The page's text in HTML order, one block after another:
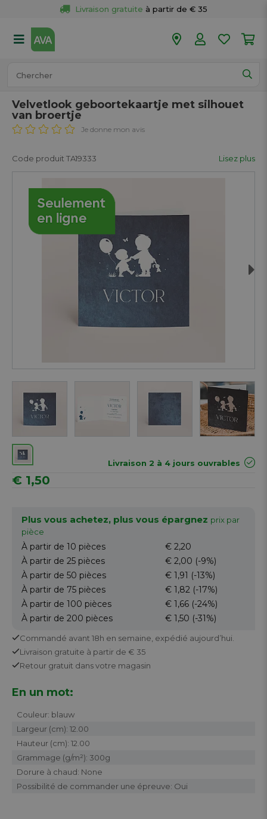
Livraison gratuite à partir de € 35
50 magasins
Velvetlook geboortekaartje met silhouet
van broertje
Je donne mon avis
Code produit TA19333 Lisez plus
Livraison 2 à 4 jours ouvrables
€ 1,50
Plus vous achetez, plus vous épargnez prix par
pièce
À partir de 10 pièces
€ 2,20
À partir de 25 pièces € 2,00 (-9%)
À partir de 50 pièces € 1,91 (-13%)
À partir de 75 pièces € 1,82 (-17%)
À partir de 100 pièces € 1,66 (-24%)
À partir de 200 pièces € 1,50 (-31%)
Commandé avant 18h en semaine, expédié aujourd’hui.
Livraison gratuite à partir de € 35
Retour gratuit dans votre magasin
En un mot:
Couleur: blauw
Largeur (cm): 12.00
Hauteur (cm): 12.00
Grammage (g/m²): 300g
Dorure à chaud: None
Possibilité de commander une épreuve: Oui